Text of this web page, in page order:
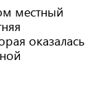
местный
оказалась